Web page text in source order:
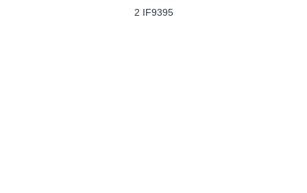
2 IF9395